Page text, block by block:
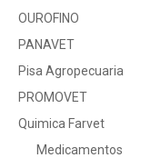
OUROFINO
PANAVET
Pisa Agropecuaria
PROMOVET
Quimica Farvet
Medicamentos